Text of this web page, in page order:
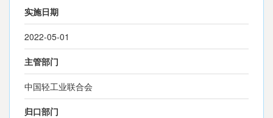
实施日期
2022-05-01
主管部门
中国轻工业联合会
归口部门